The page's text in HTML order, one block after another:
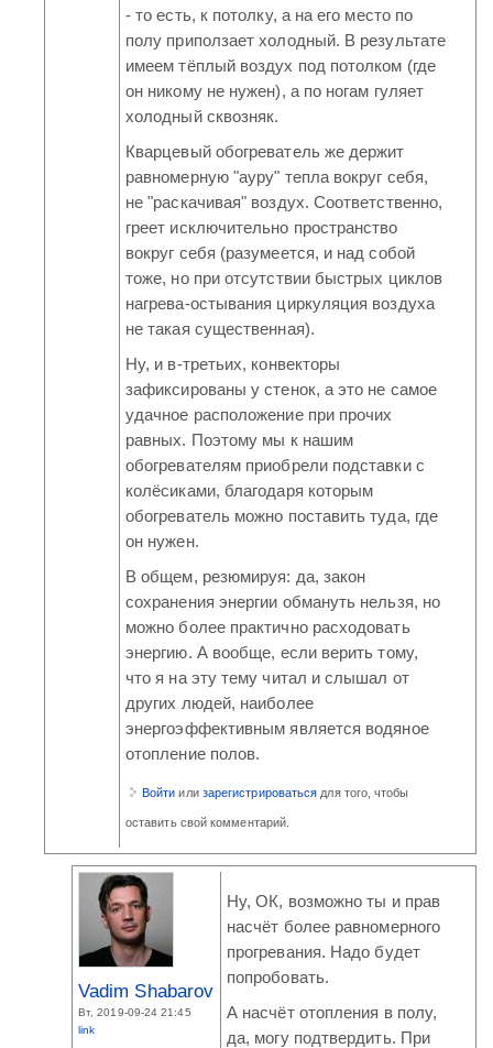
- то есть, к потолку, а на его место по
полу приползает холодный. В результате
имеем тёплый воздух под потолком (где
он никому не нужен), а по ногам гуляет
холодный сквозняк.
Кварцевый обогреватель же держит
равномерную "ауру" тепла вокруг себя,
не "раскачивая" воздух. Соответственно,
греет исключительно пространство
вокруг себя (разумеется, и над собой
тоже, но при отсутствии быстрых циклов
нагрева-остывания циркуляция воздуха
не такая существенная).
Ну, и в-третьих, конвекторы
зафиксированы у стенок, а это не самое
удачное расположение при прочих
равных. Поэтому мы к нашим
обогревателям приобрели подставки с
колёсиками, благодаря которым
обогреватель можно поставить туда, где
он нужен.
В общем, резюмируя: да, закон
сохранения энергии обмануть нельзя, но
можно более практично расходовать
энергию. А вообще, если верить тому,
что я на эту тему читал и слышал от
других людей, наиболее
энергоэффективным является водяное
отопление полов.
Войти или зарегистрироваться для того, чтобы
оставить свой комментарий.
Vadim Shabarov
Вт, 2019-09-24 21:45
link
Ну, ОК, возможно ты и прав
насчёт более равномерного
прогревания. Надо будет
попробовать.
А насчёт отопления в полу,
да, могу подтвердить. При